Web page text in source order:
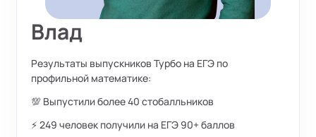
Влад
Результаты выпускников Турбо на ЕГЭ по
профильной математике:
💯 Выпустили более 40 стобалльников
⚡ 249 человек получили на ЕГЭ 90+ баллов